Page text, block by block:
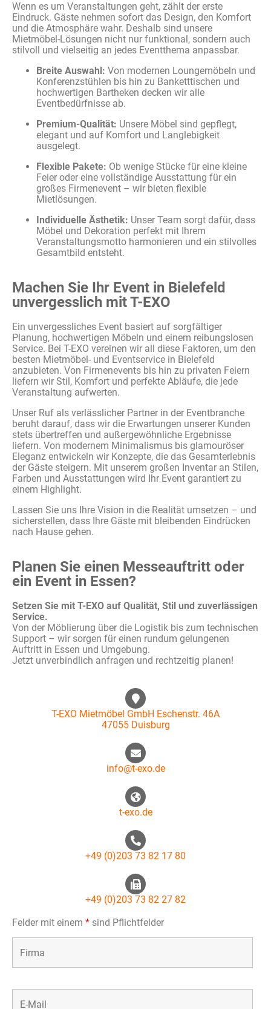
Wenn es um Veranstaltungen geht, zählt der erste
Eindruck. Gäste nehmen sofort das Design, den Komfort
und die Atmosphäre wahr. Deshalb sind unsere
Mietmöbel-Lösungen nicht nur funktional, sondern auch
stilvoll und vielseitig an jedes Eventthema anpassbar.
Breite Auswahl: Von modernen Loungemöbeln und
Konferenzstühlen bis hin zu Banketttischen und
hochwertigen Bartheken decken wir alle
Eventbedürfnisse ab.
Premium-Qualität: Unsere Möbel sind gepflegt,
elegant und auf Komfort und Langlebigkeit
ausgelegt.
Flexible Pakete: Ob wenige Stücke für eine kleine
Feier oder eine vollständige Ausstattung für ein
großes Firmenevent – wir bieten flexible
Mietlösungen.
Individuelle Ästhetik: Unser Team sorgt dafür, dass
Möbel und Dekoration perfekt mit Ihrem
Veranstaltungsmotto harmonieren und ein stilvolles
Gesamtbild entsteht.
Machen Sie Ihr Event in Bielefeld
unvergesslich mit T-EXO
Ein unvergessliches Event basiert auf sorgfältiger
Planung, hochwertigen Möbeln und einem reibungslosen
Service. Bei T-EXO vereinen wir all diese Faktoren, um den
besten Mietmöbel- und Eventservice in Bielefeld
anzubieten. Von Firmenevents bis hin zu privaten Feiern
liefern wir Stil, Komfort und perfekte Abläufe, die jede
Veranstaltung aufwerten.
Unser Ruf als verlässlicher Partner in der Eventbranche
beruht darauf, dass wir die Erwartungen unserer Kunden
stets übertreffen und außergewöhnliche Ergebnisse
liefern. Von modernem Minimalismus bis glamouröser
Eleganz entwickeln wir Konzepte, die das Gesamterlebnis
der Gäste steigern. Mit unserem großen Inventar an Stilen,
Farben und Ausstattungen wird Ihr Event garantiert zu
einem Highlight.
Lassen Sie uns Ihre Vision in die Realität umsetzen – und
sicherstellen, dass Ihre Gäste mit bleibenden Eindrücken
nach Hause gehen.
Planen Sie einen Messeauftritt oder
ein Event in Essen?
Setzen Sie mit T-EXO auf Qualität, Stil und zuverlässigen
Service.
Von der Möblierung über die Logistik bis zum technischen
Support – wir sorgen für einen rundum gelungenen
Auftritt in Essen und Umgebung.
Jetzt unverbindlich anfragen und rechtzeitig planen!
T-EXO Mietmöbel GmbH Eschenstr. 46A
47055 Duisburg
info@t-exo.de
t-exo.de
+49 (0)203 73 82 17 80
+49 (0)203 73 82 27 82
Felder mit einem * sind Pflichtfelder